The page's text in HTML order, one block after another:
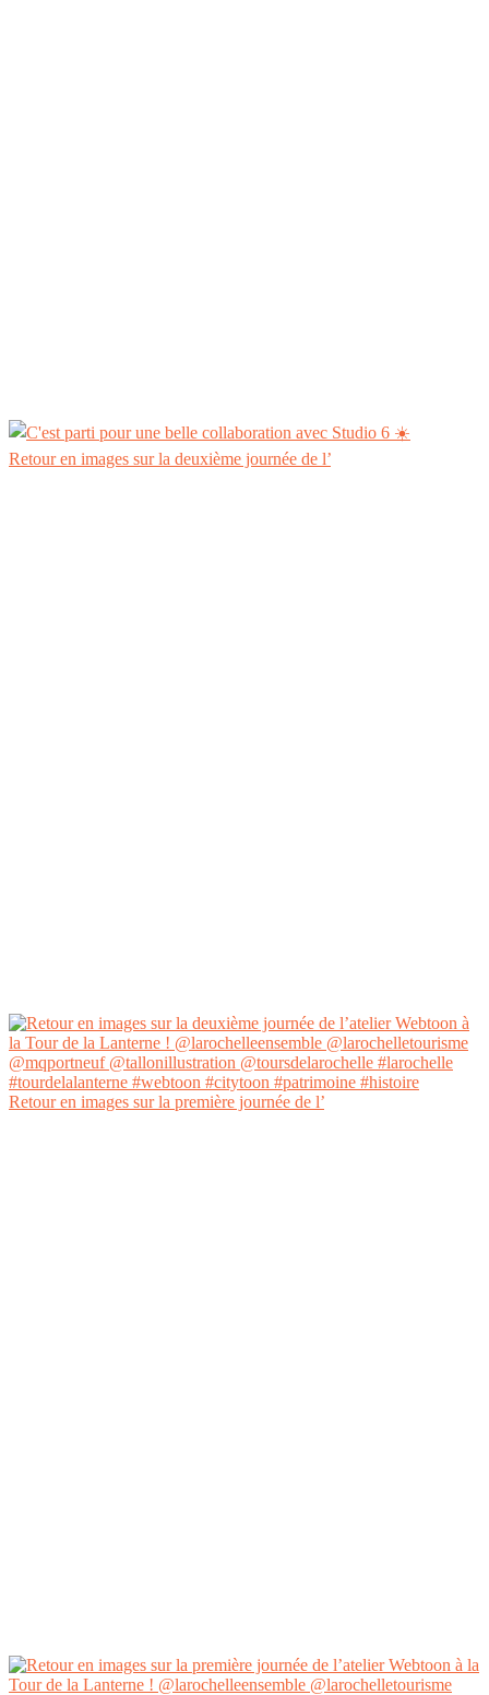
Retour en images sur la deuxième journée de l’
Retour en images sur la première journée de l’